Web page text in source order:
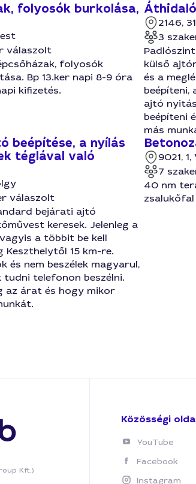
folyosók burkolása,
válaszolt
folyosók
Bp 13.ker napi 8-9 óra
kifizetés.
2146,
3
külső
és a
beépíteni,
ajtó
beépíteni
más
beépítése, a nyílás
téglával való
válaszolt
bejárati ajtó
keresek. Jelenleg a
a többit be kell
Keszthelytől 15 km-re.
és nem beszélek magyarul,
telefonon beszélni.
az árat és hogy mikor
9021,
7
40 nm
Kft.)
Közösségi
YouTube
Facebook
Instagram